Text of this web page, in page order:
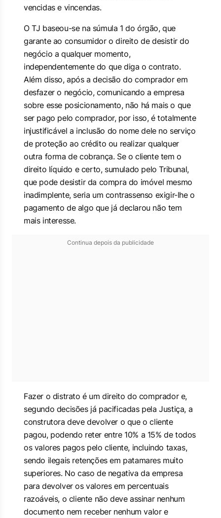
vencidas e vincendas.
O TJ baseou-se na súmula 1 do órgão, que
garante ao consumidor o direito de desistir do
negócio a qualquer momento,
independentemente do que diga o contrato.
Além disso, após a decisão do comprador em
desfazer o negócio, comunicando a empresa
sobre esse posicionamento, não há mais o que
ser pago pelo comprador, por isso, é totalmente
injustificável a inclusão do nome dele no serviço
de proteção ao crédito ou realizar qualquer
outra forma de cobrança. Se o cliente tem o
direito líquido e certo, sumulado pelo Tribunal,
que pode desistir da compra do imóvel mesmo
inadimplente, seria um contrassenso exigir-lhe o
pagamento de algo que já declarou não tem
mais interesse.
Continua depois da publicidade
Fazer o distrato é um direito do comprador e,
segundo decisões já pacificadas pela Justiça, a
construtora deve devolver o que o cliente
pagou, podendo reter entre 10% a 15% de todos
os valores pagos pelo cliente, incluindo taxas,
sendo ilegais retenções em patamares muito
superiores. No caso de negativa da empresa
para devolver os valores em percentuais
razoáveis, o cliente não deve assinar nenhum
documento nem receber nenhum valor e